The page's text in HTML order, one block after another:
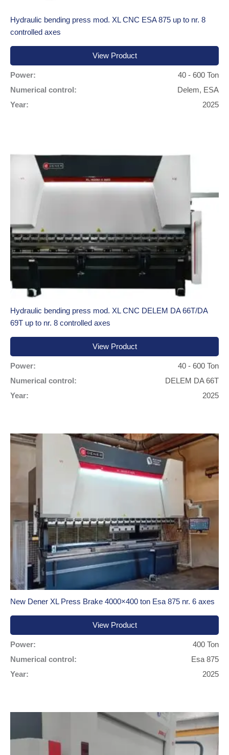
Hydraulic bending press mod. XL CNC ESA 875 up to nr. 8
controlled axes
View Product
Power:
40 - 600 Ton
Numerical control:
Delem, ESA
Year:
2025
Hydraulic bending press mod. XL CNC DELEM DA 66T/DA
69T up to nr. 8 controlled axes
View Product
Power:
40 - 600 Ton
Numerical control:
DELEM DA 66T
Year:
2025
New Dener XL Press Brake 4000×400 ton Esa 875 nr. 6 axes
View Product
Power:
400 Ton
Numerical control:
Esa 875
Year:
2025